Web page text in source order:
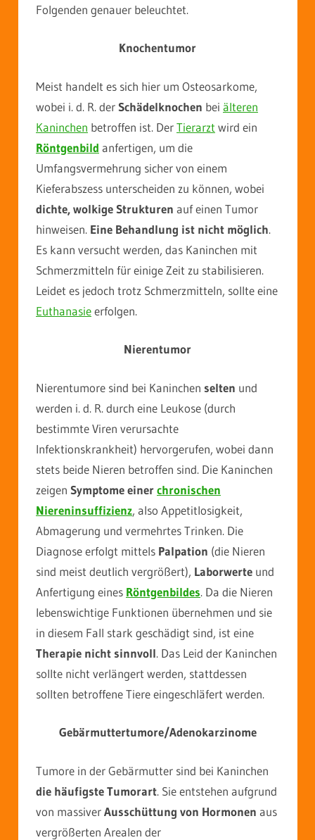
Folgenden genauer beleuchtet.
Knochentumor
Meist handelt es sich hier um Osteosarkome,
wobei i. d. R. derSchädelknochen bei älteren
Kaninchen betroffen ist. DerTierarzt wird ein
Röntgenbild anfertigen, um die
Umfangsvermehrung sicher von einem
Kieferabszess unterscheiden zu können, wobei
dichte, wolkige Strukturen auf einen Tumor
hinweisen. Eine Behandlung ist nicht möglich.
Es kann versucht werden, das Kaninchen mit
Schmerzmitteln für einige Zeit zu stabilisieren.
Leidet es jedoch trotz Schmerzmitteln, sollte eine
Euthanasieerfolgen.
Nierentumor
Nierentumore sind bei Kaninchen selten und
werden i. d. R. durch eine Leukose (durch
bestimmte Viren verursachte
Infektionskrankheit) hervorgerufen, wobei dann
stets beide Nieren betroffen sind. Die Kaninchen
zeigen Symptome einerchronischen
Niereninsuffizienz, also Appetitlosigkeit,
Abmagerung und vermehrtes Trinken. Die
Diagnose erfolgt mittels Palpation (die Nieren
sind meist deutlich vergrößert), Laborwerte und
Anfertigung eines Röntgenbildes. Da die Nieren
lebenswichtige Funktionen übernehmen und sie
in diesem Fall stark geschädigt sind, ist eine
Therapie nicht sinnvoll. Das Leid der Kaninchen
sollte nicht verlängert werden, stattdessen
sollten betroffene Tiere eingeschläfert werden.
Gebärmuttertumore/Adenokarzinome
Tumore in der Gebärmutter sind bei Kaninchen
die häufigste Tumorart. Sie entstehen aufgrund
von massiverAusschüttung von Hormonen aus
vergrößerten Arealen der